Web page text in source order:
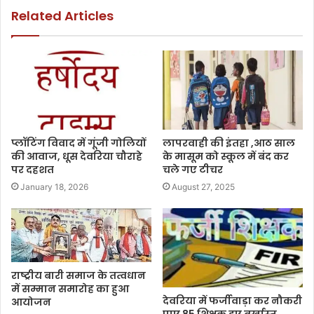
Related Articles
प्लॉटिंग विवाद में गूंजी गोलियों
की आवाज, धूस देवरिया चौराहे
पर दहशत
January 18, 2026
लापरवाही की इंतहा ,आठ साल
के मासूम को स्कूल में बंद कर
चले गए टीचर
August 27, 2025
राष्ट्रीय बारी समाज के तत्वधान
में सम्मान समारोह का हुआ
आयोजन
देवरिया में फर्जीवाड़ा कर नौकरी